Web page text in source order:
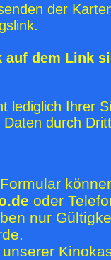
der
auf dem Link
lediglich Ihrer
durch
oder
nur